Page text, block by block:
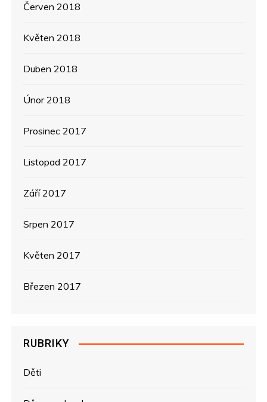
Červen 2018
Květen 2018
Duben 2018
Únor 2018
Prosinec 2017
Listopad 2017
Září 2017
Srpen 2017
Květen 2017
Březen 2017
RUBRIKY
Děti